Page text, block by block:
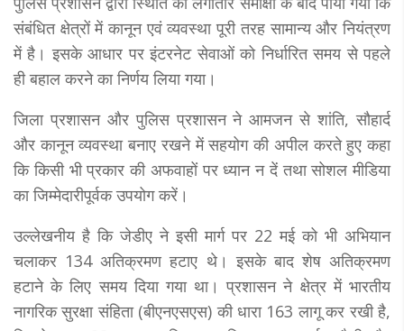
संबंधित क्षेत्रों में कानून एवं व्यवस्था पूरी तरह सामान्य और नियंत्रण
में है। इसके आधार पर इंटरनेट सेवाओं को निर्धारित समय से पहले
ही बहाल करने का निर्णय लिया गया।
जिला प्रशासन और पुलिस प्रशासन ने आमजन से शांति, सौहार्द
और कानून व्यवस्था बनाए रखने में सहयोग की अपील करते हुए कहा
कि किसी भी प्रकार की अफवाहों पर ध्यान न दें तथा सोशल मीडिया
का जिम्मेदारीपूर्वक उपयोग करें।
उल्लेखनीय है कि जेडीए ने इसी मार्ग पर 22 मई को भी अभियान
चलाकर 134 अतिक्रमण हटाए थे। इसके बाद शेष अतिक्रमण
हटाने के लिए समय दिया गया था। प्रशासन ने क्षेत्र में भारतीय
नागरिक सुरक्षा संहिता (बीएनएसएस) की धारा 163 लागू कर रखी है,